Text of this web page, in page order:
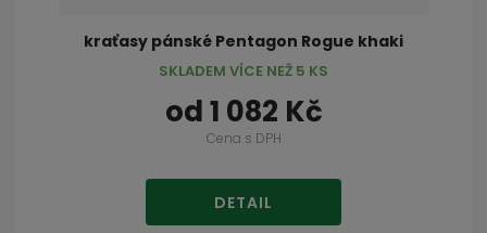
kraťasy pánské Pentagon Rogue khaki
od1 082 Kč
Cena s DPH
DETAIL
SKLADEM VÍCE NEŽ 5 KS